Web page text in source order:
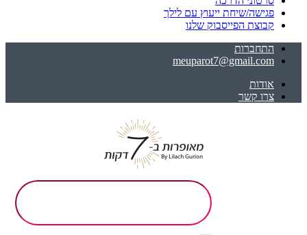
פגישה/שיחת ייעוץ עם לילך
קבוצת הפייסבוק שלנו
התחברות
meuparot7@gmail.com
אודות
צרו קשר